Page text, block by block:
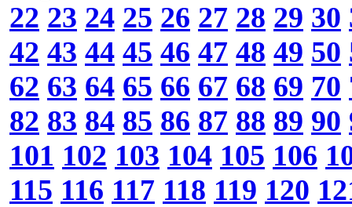
22 23 24 25 26 27 28 29 30
42 43 44 45 46 47 48 49 50
62 63 64 65 66 67 68 69 70
82 83 84 85 86 87 88 89 90
101 102 103 104 105 106
115 116 117 118 119 120